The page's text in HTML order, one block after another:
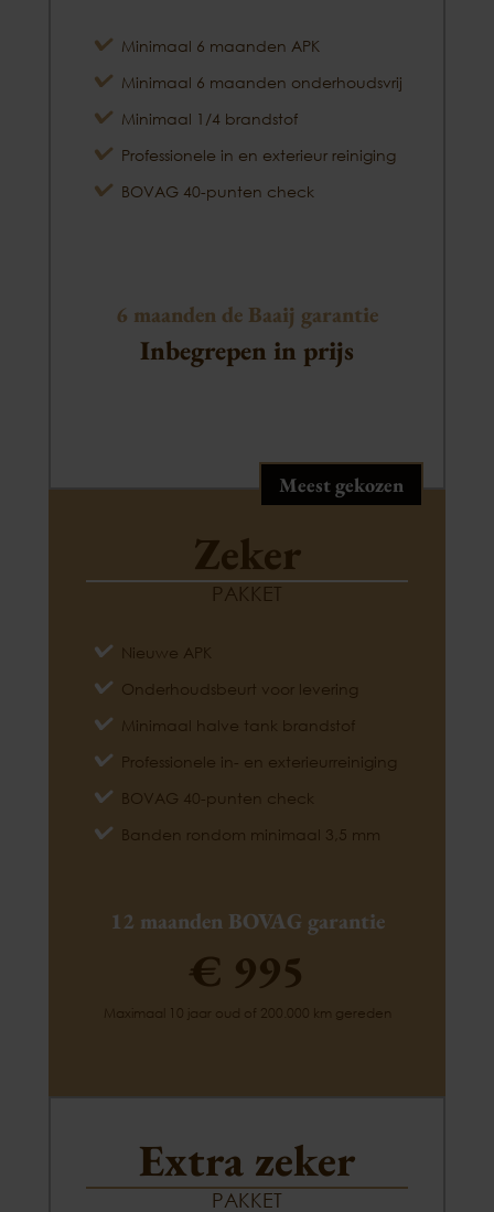
Minimaal 6 maanden APK
Minimaal 6 maanden onderhoudsvrij
Minimaal 1/4 brandstof
Professionele in en exterieur reiniging
BOVAG 40-punten check
6 maanden de Baaij garantie
Inbegrepen in prijs
Meest gekozen
Zeker
PAKKET
Nieuwe APK
Onderhoudsbeurt voor levering
Minimaal halve tank brandstof
Professionele in- en exterieurreiniging
BOVAG 40-punten check
Banden rondom minimaal 3,5 mm
12 maanden BOVAG garantie
€ 995
Maximaal 10 jaar oud of 200.000 km gereden
Extra zeker
PAKKET